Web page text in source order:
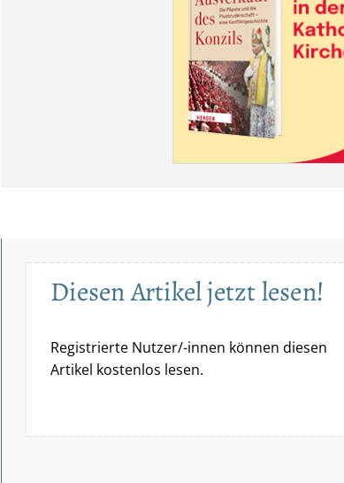
Diesen Artikel jetzt lesen!
Registrierte Nutzer/-innen können diesen
Artikel kostenlos lesen.